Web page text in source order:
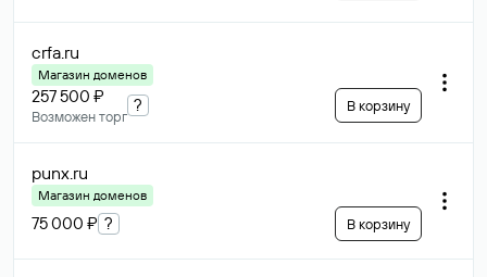
crfa.ru
Магазин доменов
257 500 ₽
Возможен торг
? В корзину
punx.ru
Магазин доменов
75 000 ₽ ? В корзину